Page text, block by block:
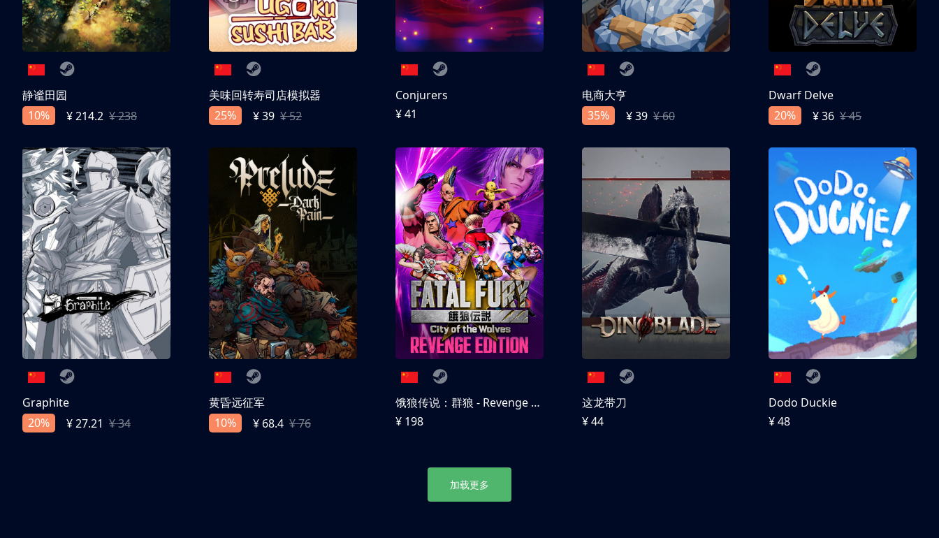
静谧田园
10%
¥ 214.2 ¥ 238
美味回转寿司店模拟器
25%
¥ 39 ¥ 52
Conjurers
¥ 41
电商大亨
35%
¥ 39 ¥ 60
Dwarf Delve
20%
¥ 36 ¥ 45
Graphite
20%
¥ 27.21 ¥ 34
黄昏远征军
10%
¥ 68.4 ¥ 76
饿狼传说：群狼 - Revenge Edition
¥ 198
这龙带刀
¥ 44
Dodo Duckie
¥ 48
加载更多